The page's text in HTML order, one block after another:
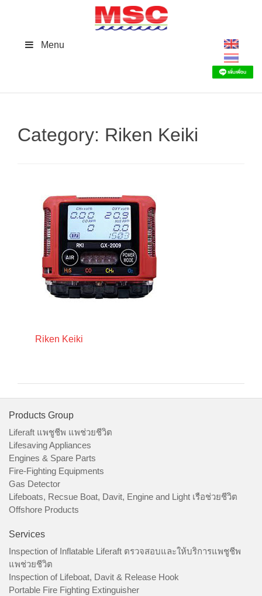
Menu
Category: Riken Keiki
Riken Keiki
Products Group
Liferaft แพชูชีพ แพช่วยชีวิต
Lifesaving Appliances
Engines & Spare Parts
Fire-Fighting Equipments
Gas Detector
Lifeboats, Recsue Boat, Davit, Engine and Light เรือช่วยชีวิต
Offshore Products
Services
Inspection of Inflatable Liferaft ตรวจสอบและให้บริการแพชูชีพ
แพช่วยชีวิต
Inspection of Lifeboat, Davit & Release Hook
Portable Fire Fighting Extinguisher